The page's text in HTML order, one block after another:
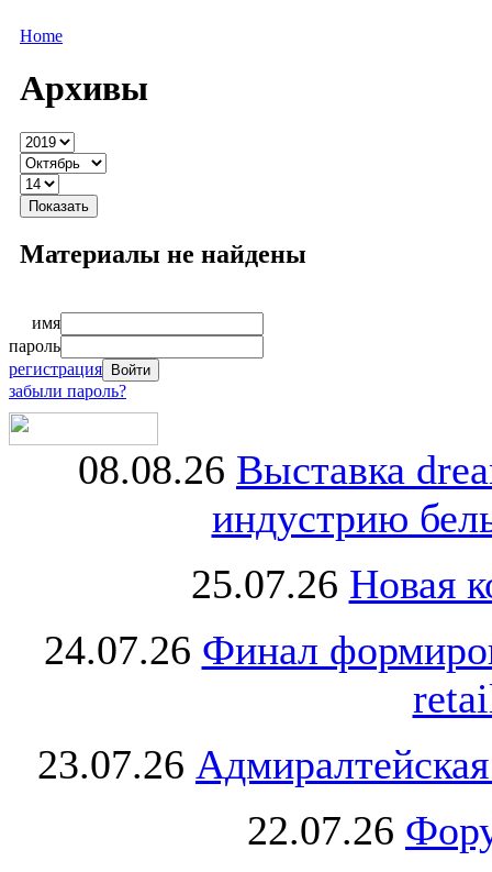
Home
Архивы
Материалы не найдены
имя
пароль
регистрация
забыли пароль?
08.08.26 Выставка
индустрию
25.07.26 Новая
24.07.26 Финал
23.07.26
22.07.26